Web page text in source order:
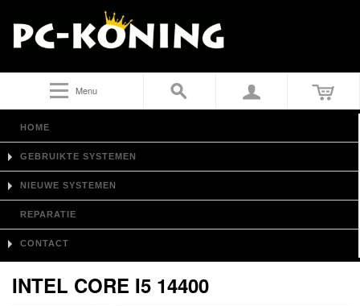
Menu
HOME
GEBRUIKTE SYSTEMEN
NIEUWE SYSTEMEN
REPARATIE
CONTACT
INTEL CORE I5 14400